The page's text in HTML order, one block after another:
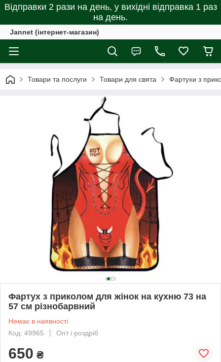
Відправки 2 рази на день, у вихідні відправка 1 раз
на день.
Jannet (інтернет-магазин)
Товари та послуги Товари для свята Фартухи з
Фартух з приколом для жінок на кухню 73 на
57 см різнобарвний
Немає в наявності
Код: 49965
Опт і роздріб
650 ₴